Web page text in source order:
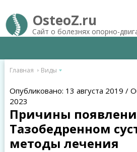
OsteoZ.ru
Сайт о болезнях опорно-
Главная Виды
Опубликовано: 13 августа 2019 /
2023
Причины
Тазобедренном
методы лечения